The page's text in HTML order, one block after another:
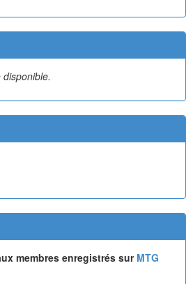
membres enregistrés sur MTG